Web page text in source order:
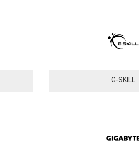
G-SKILL